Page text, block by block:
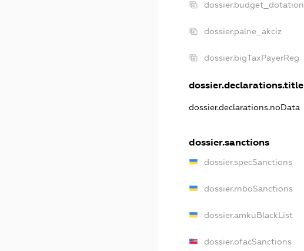
dossier.budget_dotation
dossier.palne_akciz
dossier.bigTaxPayerReg
dossier.declarations.title
dossier.declarations.noData
dossier.sanctions
dossier.specSanctions
dossier.rnboSanctions
dossier.amkuBlackList
dossier.ofacSanctions